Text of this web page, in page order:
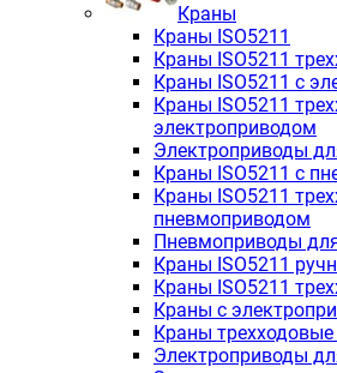
Краны
Краны ISO5211
Краны ISO5211
Краны ISO5211 с
Краны ISO5211
электроприводом
Электроприводы
Краны ISO5211 с
Краны ISO5211
пневмоприводом
Пневмоприводы
Краны ISO5211
Краны ISO5211
Краны с
Краны
Электроприводы